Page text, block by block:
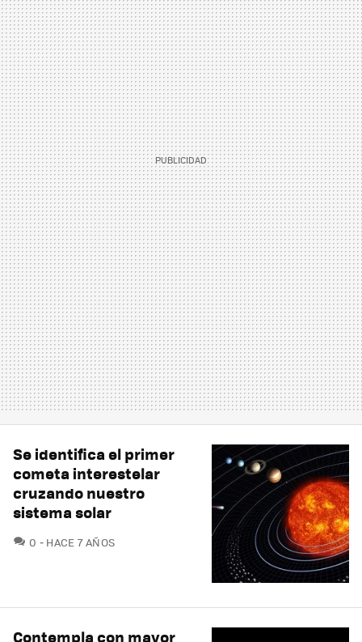
Se identifica el primer
cometa interestelar
cruzando nuestro
sistema solar
0 COMENTARIOS
HACE 7 AÑOS
Contempla con mayor